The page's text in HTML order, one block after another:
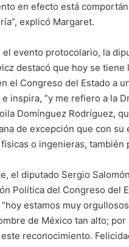
en efecto está
explicó Margaret.
el evento protocolario, la
destacó que hoy se tiene
el Congreso del Estado a
inspira, “y me refiero a la
Domínguez Rodríguez,
de excepción que con
o ingenieras, también
el diputado Sergio
Política del Congreso del
estamos muy
de México tan alto;
reconocimiento.